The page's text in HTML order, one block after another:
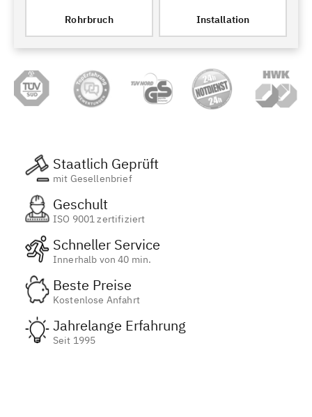
Rohrbruch Installation
Staatlich Geprüft
mit Gesellenbrief
Geschult
ISO 9001 zertifiziert
Schneller Service
Innerhalb von 40 min.
Beste Preise
Kostenlose Anfahrt
Jahrelange Erfahrung
Seit 1995